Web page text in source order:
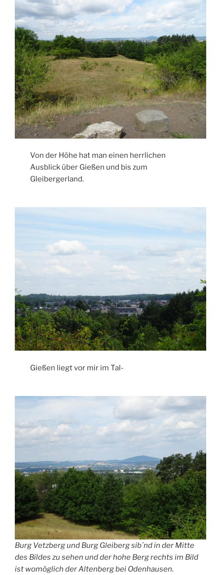
Von der Höhe hat man einen herrlichen
Ausblick über Gießen und bis zum
Gleibergerland.
Gießen liegt vor mir im Tal-
Burg Vetzberg und Burg Gleiberg sib´nd in der Mitte
des Bildes zu sehen und der hohe Berg rechts im Bild
ist womöglich der Altenberg bei Odenhausen.